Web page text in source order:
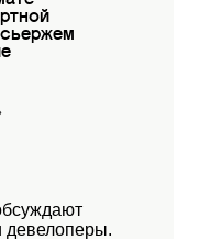
девелоперы.